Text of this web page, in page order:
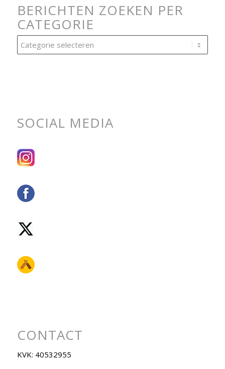
BERICHTEN ZOEKEN PER
CATEGORIE
zoeken
SOCIAL MEDIA
CONTACT
KVK: 40532955